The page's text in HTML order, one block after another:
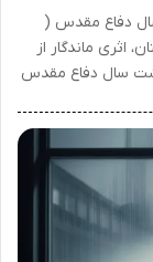
دفاع مقدس (
اثری ماندگار از
سال دفاع مقدس